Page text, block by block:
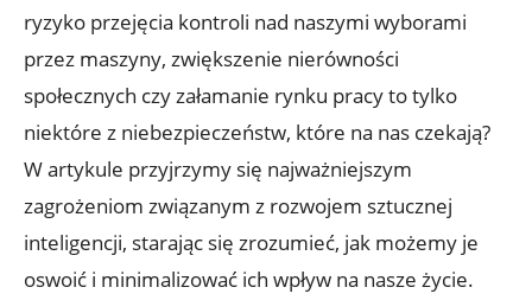
ryzyko przejęcia kontroli nad naszymi wyborami
⁣przez maszyny, zwiększenie nierówności
społecznych czy załamanie rynku pracy to tylko
‌niektóre‍ z niebezpieczeństw, które na nas czekają?
W artykule przyjrzymy się najważniejszym
zagrożeniom związanym z rozwojem sztucznej
inteligencji,​ starając⁣ się⁤ zrozumieć, ‌jak możemy ⁣je
oswoić i minimalizować ich wpływ⁣ na nasze życie.